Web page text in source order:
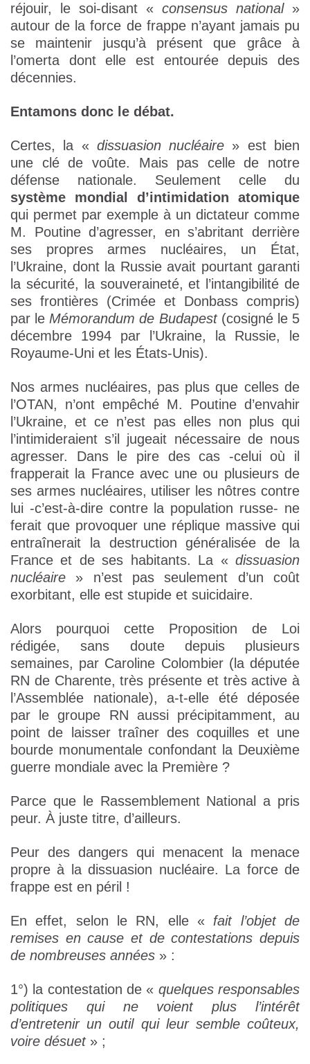
réjouir, le soi-disant « consensus national»
autour de la force de frappe n’ayant jamais pu
se maintenir jusqu’à présent que grâce à
l’omerta dont elle est entourée depuis des
décennies.
Entamons donc le débat.
Certes, la « dissuasion nucléaire » est bien
une clé de voûte. Mais pas celle de notre
défense nationale. Seulement celle du
système mondial d’intimidation atomique
qui permet par exemple à un dictateur comme
M. Poutine d’agresser, en s’abritant derrière
ses propres armes nucléaires, un État,
l’Ukraine, dont la Russie avait pourtant garanti
la sécurité, la souveraineté, et l’intangibilité de
ses frontières (Crimée et Donbass compris)
par le Mémorandum de Budapest(cosigné le 5
décembre 1994 par l’Ukraine, la Russie, le
Royaume-Uni et les États-Unis).
Nos armes nucléaires, pas plus que celles de
l’OTAN, n’ont empêché M. Poutine d’envahir
l’Ukraine, et ce n’est pas elles non plus qui
l’intimideraient s’il jugeait nécessaire de nous
agresser. Dans le pire des cas -celui où il
frapperait la France avec une ou plusieurs de
ses armes nucléaires, utiliser les nôtres contre
lui -c’est-à-dire contre la population russe- ne
ferait que provoquer une réplique massive qui
entraînerait la destruction généralisée de la
France et de ses habitants. La « dissuasion
nucléaire » n’est pas seulement d’un coût
exorbitant, elle est stupide et suicidaire.
Alors pourquoi cette Proposition de Loi
rédigée, sans doute depuis plusieurs
semaines, par Caroline Colombier (la députée
RN de Charente, très présente et très active à
l’Assemblée nationale), a-t-elle été déposée
par le groupe RN aussi précipitamment, au
point de laisser traîner des coquilles et une
bourde monumentale confondant la Deuxième
guerre mondiale avec la Première ?
Parce que le Rassemblement National a pris
peur. À juste titre, d’ailleurs.
Peur des dangers qui menacent la menace
propre à la dissuasion nucléaire. La force de
frappe est en péril !
En effet, selon le RN, elle « fait l’objet de
remises en cause et de contestations depuis
de nombreuses années » :
1°) la contestation de « quelques responsables
politiques qui ne voient plus l’intérêt
d’entretenir un outil qui leur semble coûteux,
voire désuet» ;